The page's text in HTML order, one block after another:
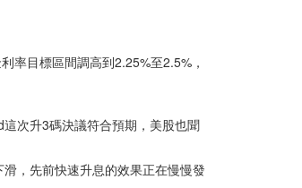
率目標區間調高到2.25%至2.5%，
次升3碼決議符合預期，美股也聞
，先前快速升息的效果正在慢慢發